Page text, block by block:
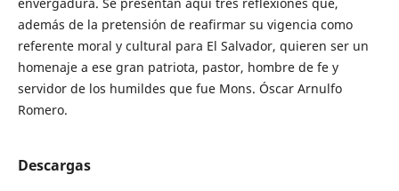
además de la pretensión de reafirmar su vigencia como
referente moral y cultural para El Salvador, quieren ser un
homenaje a ese gran patriota, pastor, hombre de fe y
servidor de los humildes que fue Mons. Óscar Arnulfo
Romero.
Descargas